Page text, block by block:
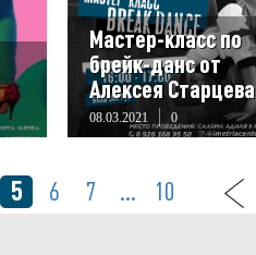
Мастер-класс по
брейк-данс от
Алексея Старцева
08.03.2021 0
5 6 7 ... 10